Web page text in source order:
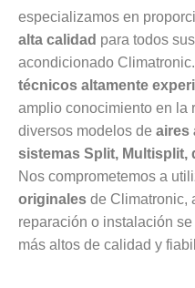
especializamos en
alta calidad para todos
acondicionado
técnicos altamente
amplio conocimiento en la
diversos modelos de aires
sistemas Split,
Nos comprometemos a
originales de Climatronic,
reparación o instalación
más altos de calidad y